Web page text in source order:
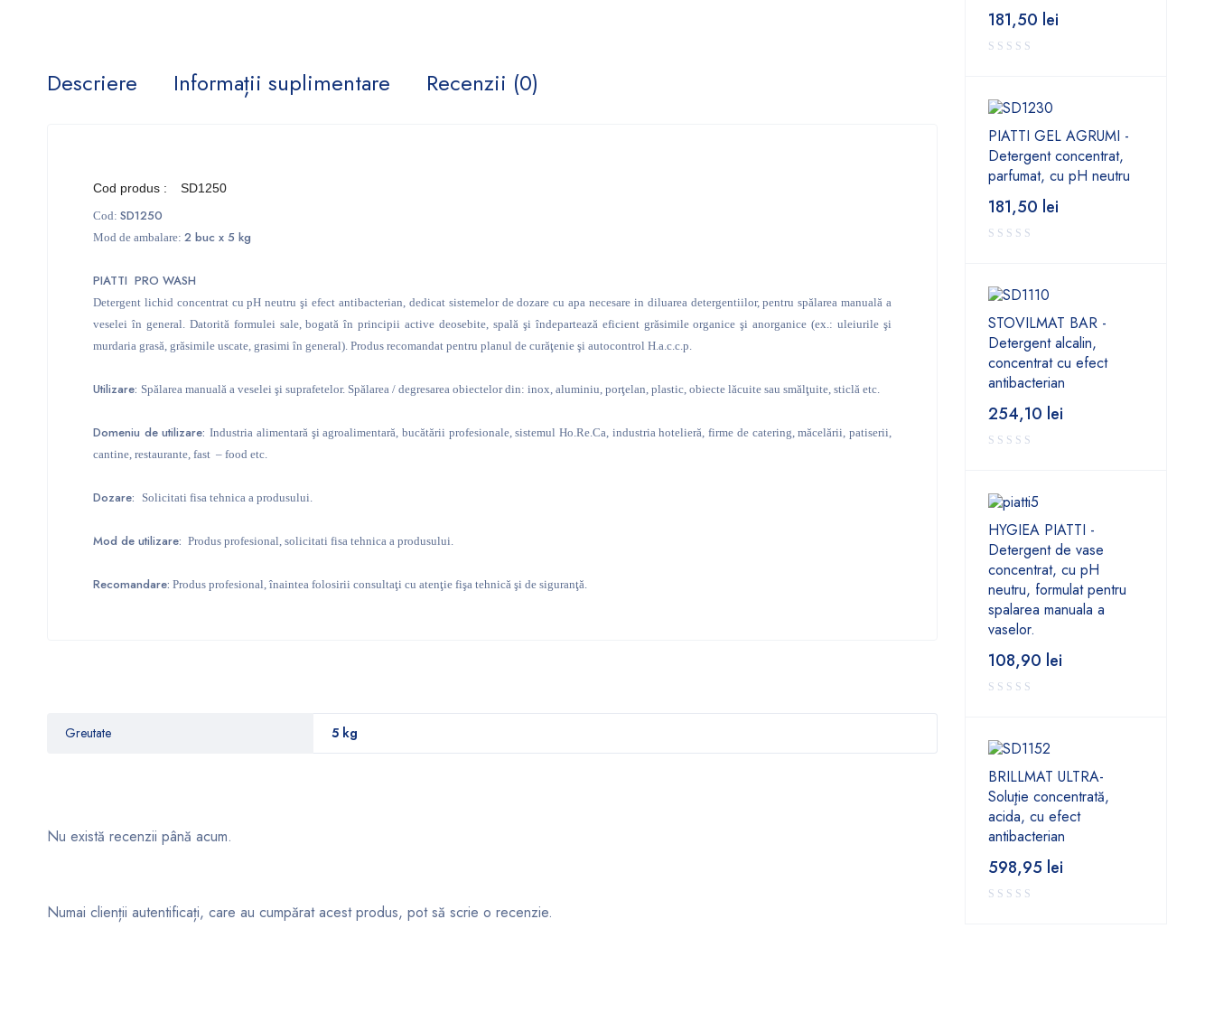
Descriere Informații suplimentare Recenzii (0)
Cod produs : SD1250
Cod: SD1250
Mod de ambalare: 2 buc x 5 kg
PIATTI PRO WASH
Detergent lichid concentrat cu pH neutru şi efect antibacterian, dedicat sistemelor de dozare cu apa necesare in diluarea detergentiilor, pentru spălarea manuală a
veselei în general. Datorită formulei sale, bogată în principii active deosebite, spală şi îndepartează eficient grăsimile organice şi anorganice (ex.: uleiurile şi
murdaria grasă, grăsimile uscate, grasimi în general). Produs recomandat pentru planul de curăţenie şi autocontrol H.a.c.c.p.
Utilizare: Spălarea manuală a veselei şi suprafetelor. Spălarea / degresarea obiectelor din: inox, aluminiu, porţelan, plastic, obiecte lăcuite sau smălţuite, sticlă etc.
Domeniu de utilizare:Industria alimentară şi agroalimentară, bucătării profesionale, sistemul Ho.Re.Ca, industria hotelieră, firme de catering, măcelării, patiserii,
cantine, restaurante, fast – food etc.
Dozare: Solicitati fisa tehnica a produsului.
Mod de utilizare: Produs profesional, solicitati fisa tehnica a produsului.
Recomandare: Produs profesional, înaintea folosirii consultaţi cu atenţie fişa tehnică şi de siguranţă.
Greutate 5 kg
Nu există recenzii până acum.
Numai clienții autentificați, care au cumpărat acest produs, pot să scrie o recenzie.
181,50 lei
PIATTI GEL AGRUMI -
Detergent concentrat,
parfumat, cu pH neutru
181,50 lei
STOVILMAT BAR -
Detergent alcalin,
concentrat cu efect
antibacterian
254,10 lei
HYGIEA PIATTI -
Detergent de vase
concentrat, cu pH
neutru, formulat pentru
spalarea manuala a
vaselor.
108,90 lei
BRILLMAT ULTRA-
Soluţie concentrată,
acida, cu efect
antibacterian
598,95 lei